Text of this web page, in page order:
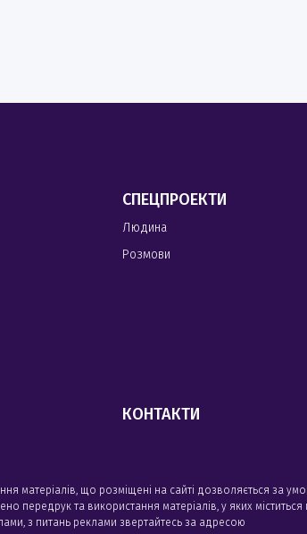
СПЕЦПРОЕКТИ
Людина
Розмови
КОНТАКТИ
матеріалів, що розміщені на сайті дозволяється за
передрук та використання матеріалів, у яких
з питань реклами звертайтесь за адресою